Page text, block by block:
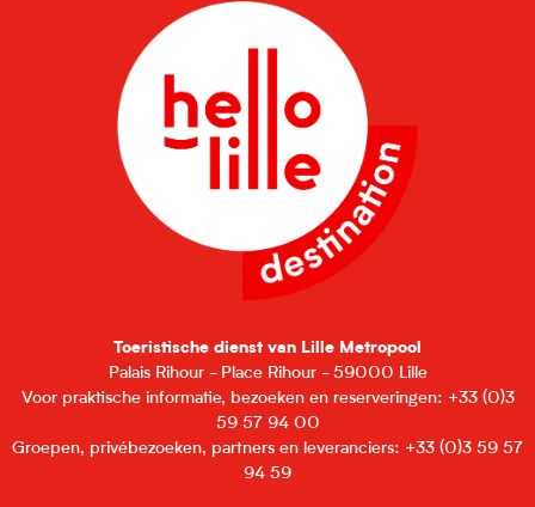
Toeristische dienst van Lille Metropool
Palais Rihour - Place Rihour - 59000 Lille
Voor praktische informatie, bezoeken en reserveringen: +33 (0)3
59 57 94 00
Groepen, privébezoeken, partners en leveranciers: +33 (0)3 59 57
94 59